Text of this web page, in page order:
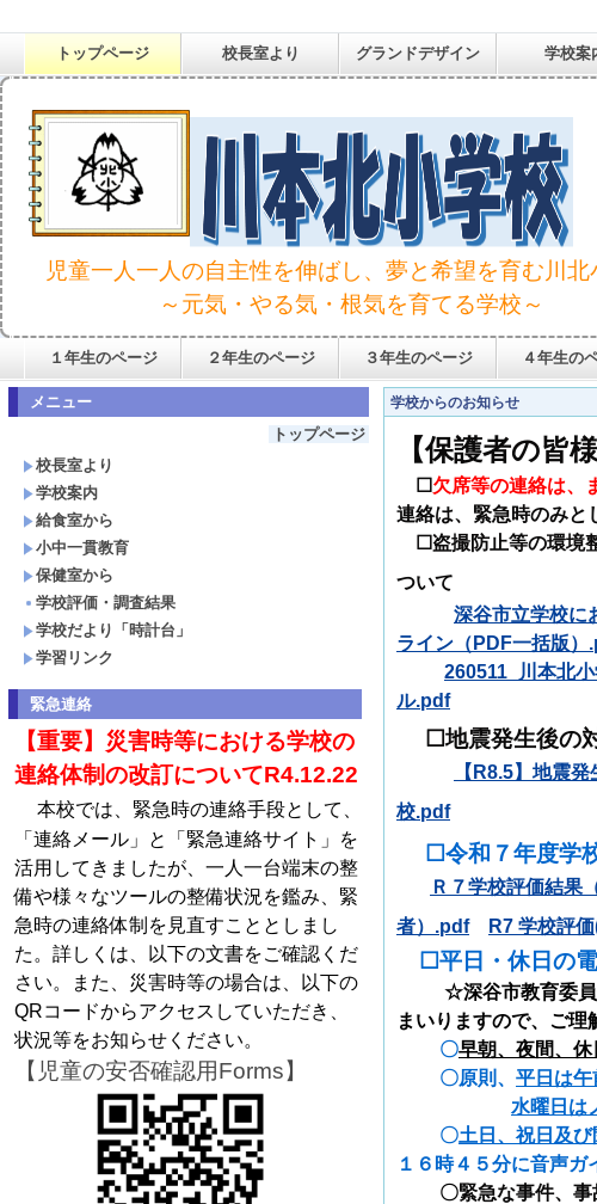
トップページ 校長室より グランドデザイン 学校案
児童一人一人の自主性を伸ばし、夢と希望を育む川北
～元気・やる気・根気を育てる学校～
１年生のページ ２年生のページ ３年生のページ ４年生の
メニュー
トップページ
校長室より
学校案内
給食室から
小中一貫教育
保健室から
学校評価・調査結果
学校だより「時計台」
学習リンク
緊急連絡
【重要】災害時等における学校の
連絡体制の改訂についてR4.12.22
本校では、緊急時の連絡手段として、
「連絡メール」と「緊急連絡サイト」を
活用してきましたが、一人一台端末の整
備や様々なツールの整備状況を鑑み、緊
急時の連絡体制を見直すこととしまし
た。詳しくは、以下の文書をご確認くだ
さい。また、災害時等の場合は、以下の
QRコードからアクセスしていただき、
状況等をお知らせください。
【児童の安否確認用Forms】
学校からのお知らせ
【保護者の皆
☐欠席等の連絡は、
連絡は、緊急時のみと
☐盗撮防止等の環境
ついて
深谷市立学校に
ライン（PDF一括版）
260511_川本北
ル.pdf
☐地震発生後の
【R8.5】地震
校.pdf
☐令和７年度学
Ｒ７学校評価結果
者）.pdf
R7 学校評
☐平日・休日の
☆深谷市教育委員会
まいりますので、ご理
〇早朝、夜間、休
〇原則、 平日は午
水曜日は
〇土日、祝日及び
１６時４５分に音声ガ
〇緊急な事件、